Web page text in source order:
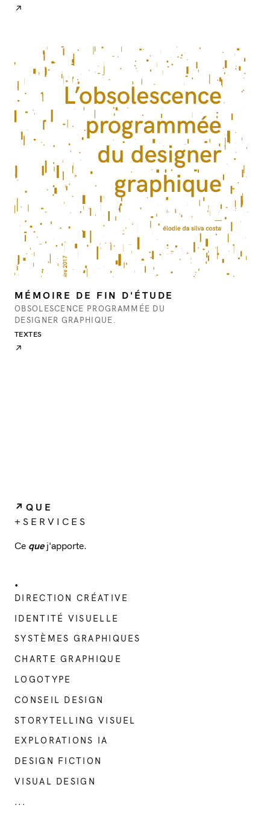
↗
MÉMOIRE DE FIN D'ÉTUDE
OBSOLESCENCE PROGRAMMÉE DU
DESIGNER GRAPHIQUE.
TEXTES
↗
↗ Q U E
+ S E R V I C E S
Ce quej'apporte.
•
DIRECTION CRÉATIVE
IDENTITÉ VISUELLE
SYSTÈMES GRAPHIQUES
CHARTE GRAPHIQUE
LOGOTYPE
CONSEIL DESIGN
STORYTELLING VISUEL
EXPLORATIONS IA
DESIGN FICTION
VISUAL DESIGN
...